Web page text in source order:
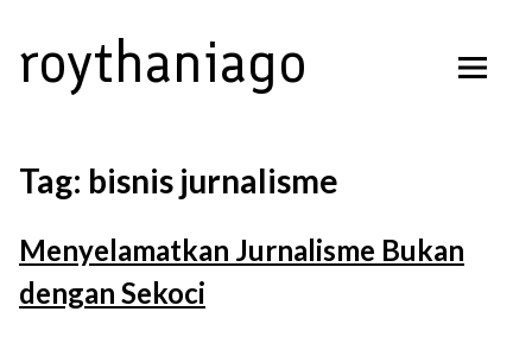
content
roythaniago
Tag: bisnis jurnalisme
Menyelamatkan Jurnalisme Bukan
dengan Sekoci